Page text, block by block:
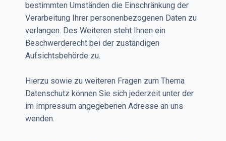
bestimmten Umständen die Einschränkung der
Verarbeitung Ihrer personenbezogenen Daten zu
verlangen. Des Weiteren steht Ihnen ein
Beschwerderecht bei der zuständigen
Aufsichtsbehörde zu.
Hierzu sowie zu weiteren Fragen zum Thema
Datenschutz können Sie sich jederzeit unter der
im Impressum angegebenen Adresse an uns
wenden.